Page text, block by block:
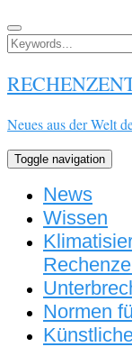
Neues aus der Welt
Toggle navigation
News
Wissen
Normen